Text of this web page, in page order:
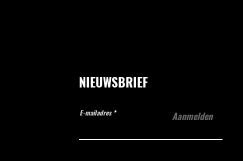
NIEUWSBRIEF
E-mailadres Aanmelden